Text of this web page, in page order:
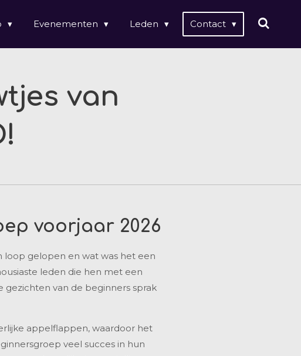
Evenementen Leden Contact
van
voorjaar 2026
loop gelopen en wat was het een
leden die hen met een
van de beginners sprak
appelflappen, waardoor het
veel succes in hun